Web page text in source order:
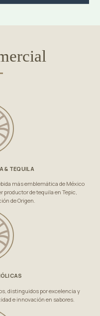
& TEQUILA
más emblemática de México
productor de tequila en Tepic,
de Origen.
distinguidos por excelencia y
e innovación en sabores.